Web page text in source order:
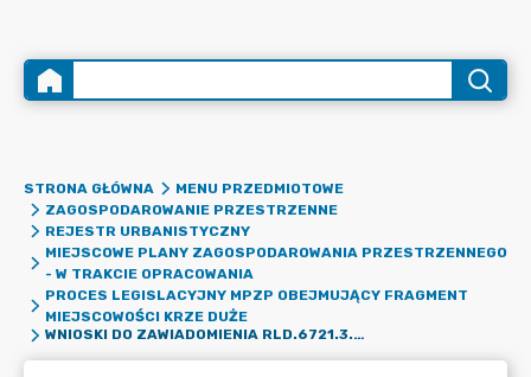
STRONA GŁÓWNA
MENU PRZEDMIOTOWE
ZAGOSPODAROWANIE PRZESTRZENNE
REJESTR URBANISTYCZNY
MIEJSCOWE PLANY ZAGOSPODAROWANIA PRZESTRZENNEGO
- W TRAKCIE OPRACOWANIA
PROCES LEGISLACYJNY MPZP OBEJMUJĄCY FRAGMENT
MIEJSCOWOŚCI KRZE DUŻE
WNIOSKI DO ZAWIADOMIENIA RLD.6721.3.4.2024.IB